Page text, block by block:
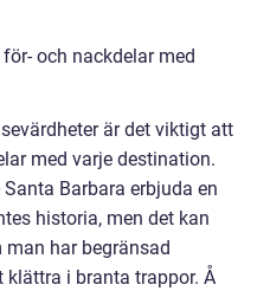
och nackdelar med
är det viktigt att
med varje destination.
Barbara erbjuda en
historia, men det kan
har begränsad
klättra i branta trappor. Å